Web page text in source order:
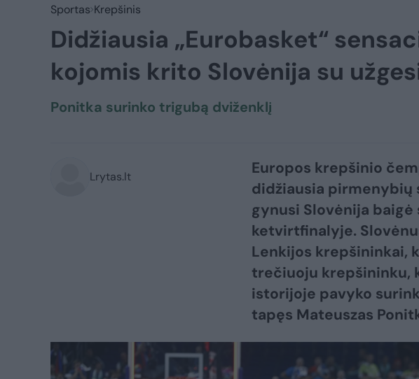
Sportas Krepšinis
Didžiausia „Eurobasket“
kojomis krito Slovėnija su
Ponitka surinko trigubą dviženklį
Lrytas.lt
Europos krepšinio
didžiausia pirmenybių
gynusi Slovėnija
ketvirtfinalyje.
Lenkijos krepšininkai,
trečiuoju krepšininku,
istorijoje pavyko
tapęs Mateuszas